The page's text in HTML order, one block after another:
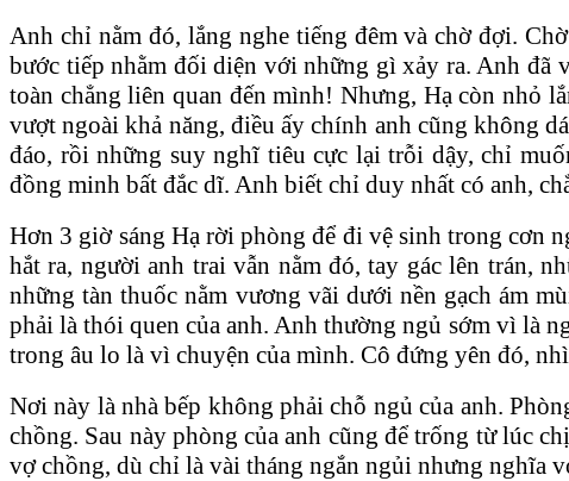
​Anh chỉ nằm đó, lắng nghe tiếng đêm và chờ đợi.
bước tiếp nhằm đối diện với những gì xảy ra. Anh đã
toàn chẳng liên quan đến mình! Nhưng, Hạ còn nhỏ
vượt ngoài khả năng, điều ấy chính anh cũng không
đáo, rồi những suy nghĩ tiêu cực lại trỗi dậy, chỉ
đồng minh bất đắc dĩ. Anh biết chỉ duy nhất có anh,
Hơn 3 giờ sáng Hạ rời phòng để đi vệ sinh trong cơn
hắt ra, người anh trai vẫn nằm đó, tay gác lên trán,
những tàn thuốc nằm vương vãi dưới nền gạch ám
phải là thói quen của anh. Anh thường ngủ sớm vì là
trong âu lo là vì chuyện của mình. Cô đứng yên đó,
Nơi này là nhà bếp không phải chỗ ngủ của anh.
chồng. Sau này phòng của anh cũng để trống từ lúc
vợ chồng, dù chỉ là vài tháng ngắn ngủi nhưng nghĩa